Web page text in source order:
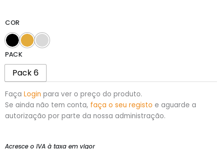
COR
PACK
Pack 6
Faça Login para ver o preço do produto.
Se ainda não tem conta, faça o seu registo e aguarde a
autorização por parte da nossa administração.
Acresce o IVA à taxa em vigor